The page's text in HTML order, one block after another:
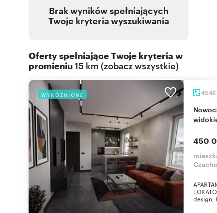
Brak wyników spełniających
Twoje kryteria wyszukiwania
Oferty spełniające Twoje kryteria w
promieniu15 km (zobacz wszystkie)
WYRÓŻNIONE 49,46
Nowoczesny apartament z panoramicznym
450
design,